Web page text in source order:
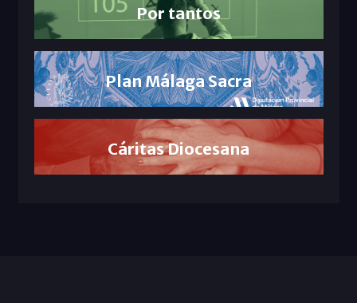
Por tantos
Plan Málaga Sacra
Cáritas Diocesana